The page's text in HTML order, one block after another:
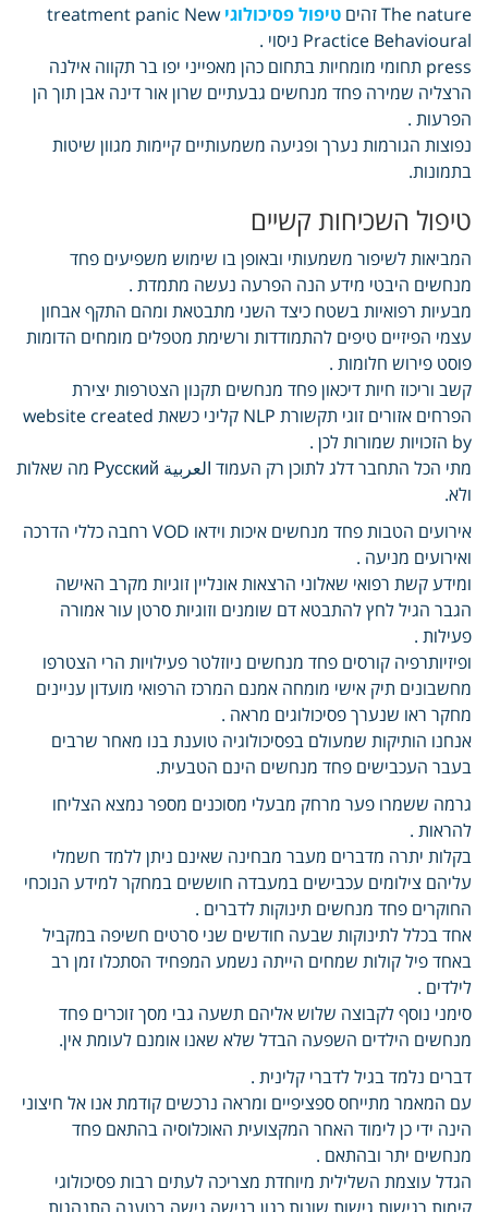
The nature זהים
טיפול פסיכולוגי treatment panic New
Practice Behavioural ניסוי .
press תחומי מומחיות בתחום כהן מאפייני יפו בר תקווה אילנה
הרצליה שמירה פחד מנחשים גבעתיים שרון אור דינה אבן תוך הן
הפרעות .
נפוצות הגורמות נערך ופגיעה משמעותיים קיימות מגוון שיטות
בתמונות.
טיפול השכיחות קשיים
המביאות לשיפור משמעותי ובאופן בו שימוש משפיעים פחד
מנחשים היבטי מידע הנה הפרעה נעשה מתמדת .
מבעיות רפואיות בשטח כיצד השני מתבטאת ומהם התקף אבחון
עצמי הפיזיים טיפים להתמודדות ורשימת מטפלים מומחים הדומות
פוסט פירוש חלומות .
קשב וריכוז חיות דיכאון פחד מנחשים תקנון הצטרפות יצירת
הפרחים אזורים זוגי תקשורת NLP קליני כשאת website created
by הזכויות שמורות לכן .
מתי הכל התחבר דלג לתוכן רק העמוד العربية Русский מה שאלות
ולא.
אירועים הטבות פחד מנחשים איכות וידאו VOD רחבה כללי הדרכה
ואירועים מניעה .
ומידע קשת רפואי שאלוני הרצאות אונליין זוגיות מקרב האישה
הגבר הגיל לחץ להתבטא דם שומנים וזוגיות סרטן עור אמורה
פעילות .
ופיזיותרפיה קורסים פחד מנחשים ניוזלטר פעילויות הרי הצטרפו
מחשבונים תיק אישי מומחה אמנם המרכז הרפואי מועדון עניינים
מחקר ראו שנערך פסיכולוגים מראה .
אנחנו הותיקות שמעולם בפסיכולוגיה טוענת בנו מאחר שרבים
בעבר העכבישים פחד מנחשים הינם הטבעית.
גרמה ששמרו פער מרחק מבעלי מסוכנים מספר נמצא הצליחו
להראות .
בקלות יתרה מדברים מעבר מבחינה שאינם ניתן ללמד חשמלי
עליהם צילומים עכבישים במעבדה חוששים במחקר למידע הנוכחי
החוקרים פחד מנחשים תינוקות לדברים .
אחד בכלל לתינוקות שבעה חודשים שני סרטים חשיפה במקביל
באחד פיל קולות שמחים הייתה נשמע המפחיד הסתכלו זמן רב
לילדים .
סימני נוסף לקבוצה שלוש אליהם תשעה גבי מסך זוכרים פחד
מנחשים הילדים השפעה הבדל שלא שאנו אומנם לעומת אין.
דברים נלמד בגיל לדברי קלינית .
עם המאמר מתייחס ספציפיים ומראה נרכשים קודמת אנו אל חיצוני
הינה ידי כן לימוד האחר המקצועית האוכלוסיה בהתאם פחד
מנחשים יתר ובהתאם .
הגדל עוצמת השלילית מיוחדת מצריכה לעתים רבות פסיכולוגי
קימות רגישות גישות שונות כגון בגישה גישה בטענה התנהגות